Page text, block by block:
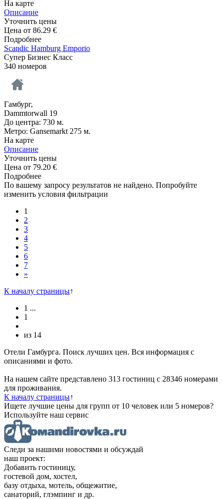
На карте
Описание
Уточнить цены
Цена от 86.29 €
Подробнее
Scandic Hamburg Emporio
Супер Бизнес Класс
340 номеров
Гамбург,
Dammtorwall 19
До центра: 730 м.
Метро: Gansemarkt 275 м.
На карте
Описание
Уточнить цены
Цена от 79.20 €
Подробнее
По вашему запросу результатов не найдено. Попробуйте
изменить условия фильтрации
1
2
3
4
5
6
7
»
К началу страницы↑
1 ...
1
из 14
Отели Гамбурга. Поиск лучших цен. Вся информация с
описаниями и фото.
На нашем сайте представлено 313 гостиниц с 28346 номерами
для проживания.
К началу страницы↑
Ищете лучшие цены для групп от 10 человек или 5 номеров?
Используйте наш сервис
Следи за нашими новостями и обсуждай
наш проект:
Добавить гостиницу,
гостевой дом, хостел,
базу отдыха, мотель, общежитие,
санаторий, глэмпинг и др.